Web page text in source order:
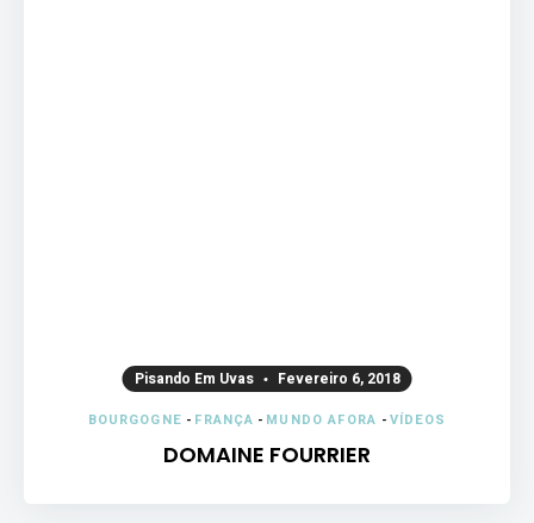
Pisando Em Uvas Fevereiro 6, 2018
BOURGOGNE - FRANÇA - MUNDO AFORA -VÍDEOS
DOMAINE FOURRIER